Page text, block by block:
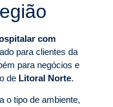
com
para clientes da
para negócios e
de Litoral Norte.
o tipo de ambiente,